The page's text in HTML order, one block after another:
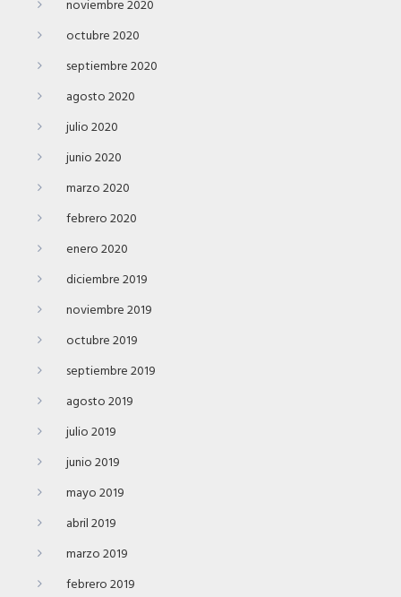
noviembre 2020
octubre 2020
septiembre 2020
agosto 2020
julio 2020
junio 2020
marzo 2020
febrero 2020
enero 2020
diciembre 2019
noviembre 2019
octubre 2019
septiembre 2019
agosto 2019
julio 2019
junio 2019
mayo 2019
abril 2019
marzo 2019
febrero 2019